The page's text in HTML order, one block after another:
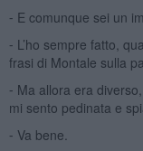
⁃ E comunque sei un
⁃ L’ho sempre fatto,
frasi di Montale sulla
⁃ Ma allora era
mi sento pedinata e
⁃ Va bene.